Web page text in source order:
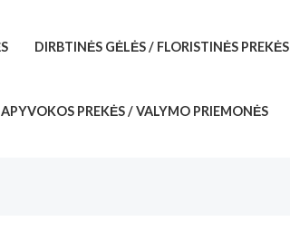
DIRBTINĖS GĖLĖS / FLORISTINĖS PREKĖS
PREKĖS / VALYMO PRIEMONĖS